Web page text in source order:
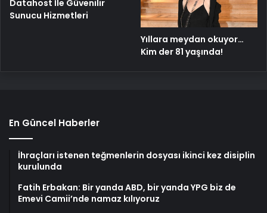
Datahost İle Güvenilir
Sunucu Hizmetleri
Yıllara meydan okuyor…
Kim der 81 yaşında!
En Güncel Haberler
İhraçları istenen teğmenlerin dosyası ikinci kez disiplin
kurulunda
Fatih Erbakan: Bir yanda ABD, bir yanda YPG biz de
Emevi Camii’nde namaz kılıyoruz